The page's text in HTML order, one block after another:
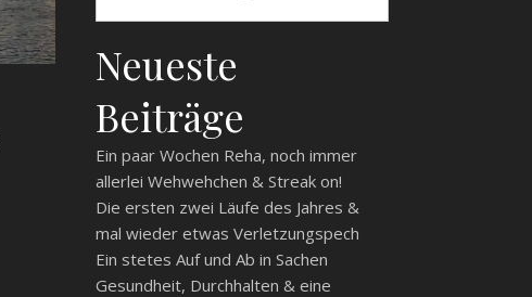
Neueste
Beiträge
Ein paar Wochen Reha, noch immer
allerlei Wehwehchen & Streak on!
Die ersten zwei Läufe des Jahres &
mal wieder etwas Verletzungspech
Ein stetes Auf und Ab in Sachen
Gesundheit, Durchhalten & eine